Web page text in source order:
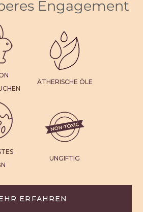
Engagement
ÄTHERISCHE ÖLE
UNGIFTIG
ERFAHREN